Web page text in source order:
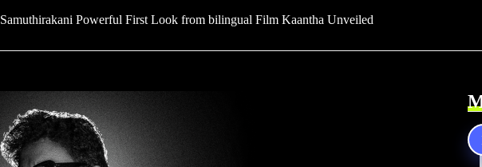
Samuthirakani Powerful First Look from bilingual Film Kaantha Unveiled